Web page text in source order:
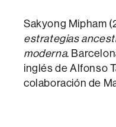
Sakyong Mipham
estrategias
moderna.
inglés de Alfonso
colaboración de